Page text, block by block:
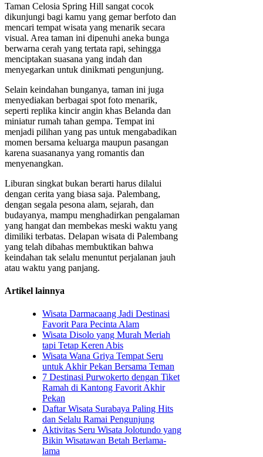
Taman Celosia Spring Hill sangat cocok
dikunjungi bagi kamu yang gemar berfoto dan
mencari tempat wisata yang menarik secara
visual. Area taman ini dipenuhi aneka bunga
berwarna cerah yang tertata rapi, sehingga
menciptakan suasana yang indah dan
menyegarkan untuk dinikmati pengunjung.
Selain keindahan bunganya, taman ini juga
menyediakan berbagai spot foto menarik,
seperti replika kincir angin khas Belanda dan
miniatur rumah tahan gempa. Tempat ini
menjadi pilihan yang pas untuk mengabadikan
momen bersama keluarga maupun pasangan
karena suasananya yang romantis dan
menyenangkan.
Liburan singkat bukan berarti harus dilalui
dengan cerita yang biasa saja. Palembang,
dengan segala pesona alam, sejarah, dan
budayanya, mampu menghadirkan pengalaman
yang hangat dan membekas meski waktu yang
dimiliki terbatas. Delapan wisata di Palembang
yang telah dibahas membuktikan bahwa
keindahan tak selalu menuntut perjalanan jauh
atau waktu yang panjang.
Artikel lainnya
Wisata Darmacaang Jadi Destinasi
Favorit Para Pecinta Alam
Wisata Disolo yang Murah Meriah
tapi Tetap Keren Abis
Wisata Wana Griya Tempat Seru
untuk Akhir Pekan Bersama Teman
7 Destinasi Purwokerto dengan Tiket
Ramah di Kantong Favorit Akhir
Pekan
Daftar Wisata Surabaya Paling Hits
dan Selalu Ramai Pengunjung
Aktivitas Seru Wisata Jolotundo yang
Bikin Wisatawan Betah Berlama-
lama